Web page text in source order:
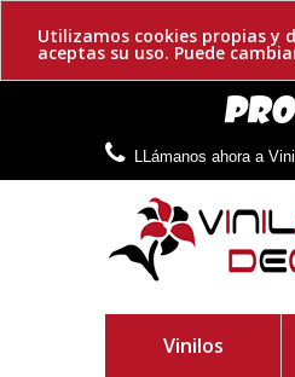
Utilizamos cookies propias y
aceptas su uso. Puede
LLámanos ahora a
Vinilos